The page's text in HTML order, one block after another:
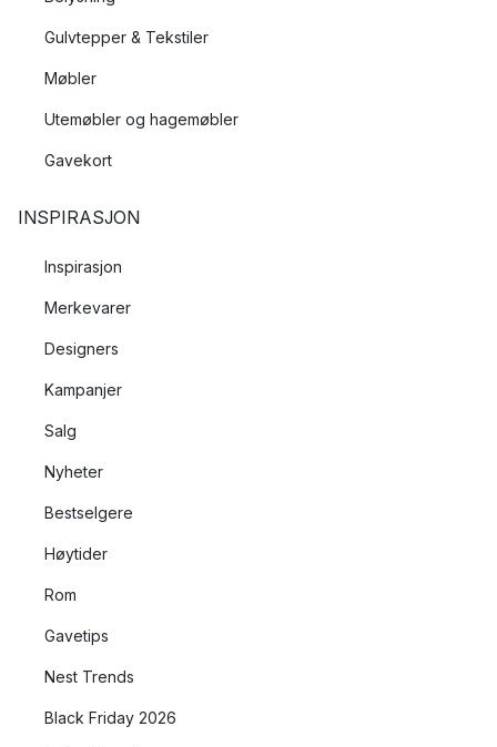
Gulvtepper & Tekstiler
Møbler
Utemøbler og hagemøbler
Gavekort
INSPIRASJON
Inspirasjon
Merkevarer
Designers
Kampanjer
Salg
Nyheter
Bestselgere
Høytider
Rom
Gavetips
Nest Trends
Black Friday 2026